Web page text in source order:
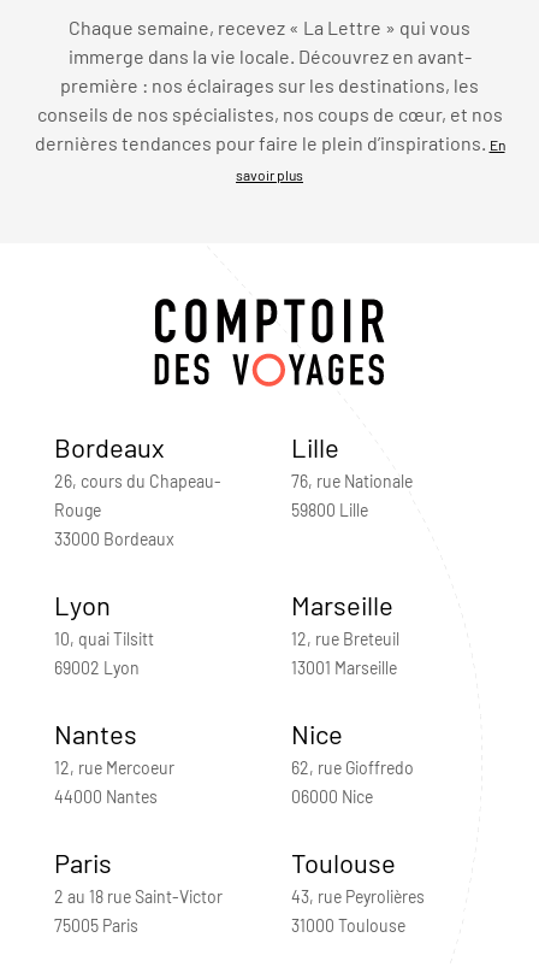
Chaque semaine, recevez « La Lettre » qui vous
immerge dans la vie locale. Découvrez en avant-
première : nos éclairages sur les destinations, les
conseils de nos spécialistes, nos coups de cœur, et nos
dernières tendances pour faire le plein d’inspirations. En
savoir plus
Bordeaux
26, cours du Chapeau-
Rouge
33000 Bordeaux
Lille
76, rue Nationale
59800 Lille
Lyon
10, quai Tilsitt
69002 Lyon
Marseille
12, rue Breteuil
13001 Marseille
Nantes
12, rue Mercoeur
44000 Nantes
Nice
62, rue Gioffredo
06000 Nice
Paris
2 au 18 rue Saint-Victor
75005 Paris
Toulouse
43, rue Peyrolières
31000 Toulouse